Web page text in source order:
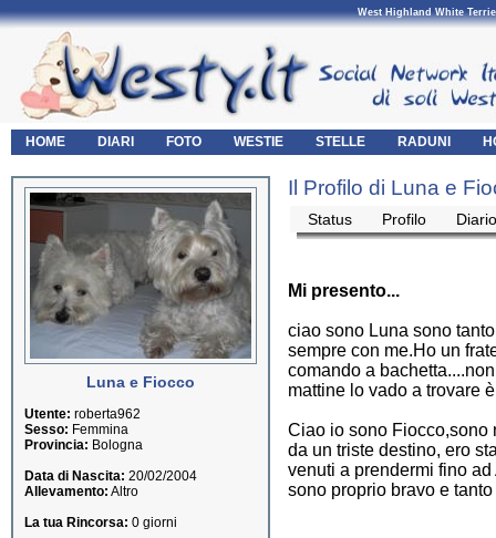
West Highland White
HOME DIARI FOTO WESTIE STELLE RADUNI
Luna e Fiocco
Utente: roberta962
Sesso: Femmina
Provincia: Bologna
Data di Nascita: 20/02/2004
Allevamento: Altro
La tua Rincorsa: 0 giorni
Il Profilo di Luna e
Status Profilo Diario
Mi presento...
ciao sono Luna sono
sempre con me.Ho un
comando a
mattine lo vado a trovare
Ciao io sono Fiocco,sono
da un triste destino, ero
venuti a prendermi fino
sono proprio bravo e